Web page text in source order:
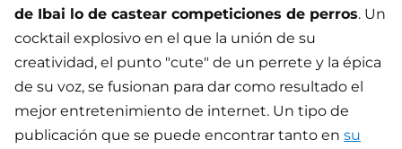
de Ibai lo de castear competiciones de perros. Un
cocktail explosivo en el que la unión de su
creatividad, el punto "cute" de un perrete y la épica
de su voz, se fusionan para dar como resultado el
mejor entretenimiento de internet. Un tipo de
publicación que se puede encontrar tanto en su